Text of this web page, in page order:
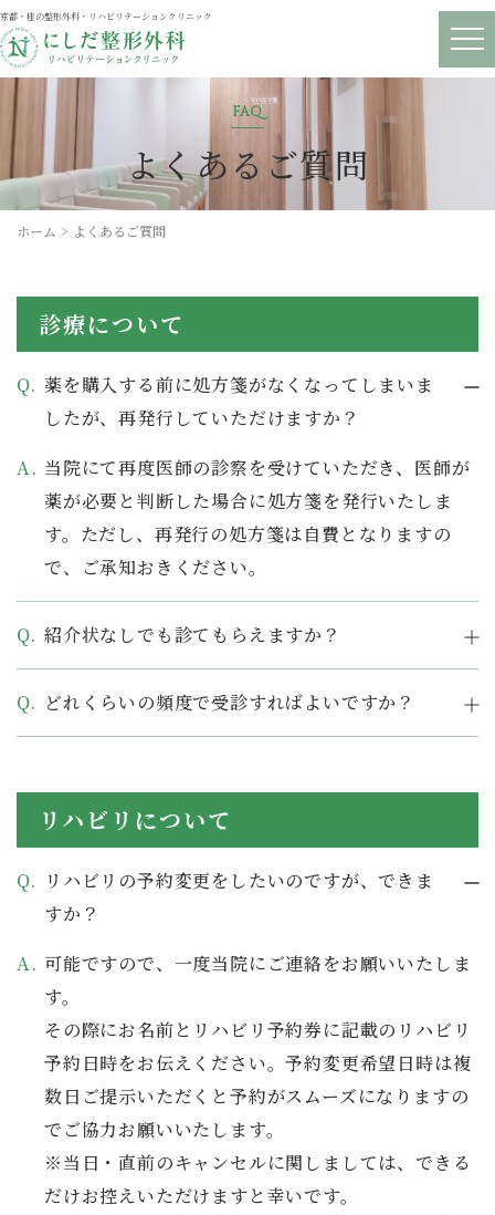
京都・桂の整形外科・リハビリテーションクリニック
メニ
よくあるご質問
ホーム よくあるご質問
診療について
薬を購入する前に処方箋がなくなってしまいま
したが、再発行していただけますか？
当院にて再度医師の診察を受けていただき、医師が
薬が必要と判断した場合に処方箋を発行いたしま
す。ただし、再発行の処方箋は自費となりますの
で、ご承知おきください。
紹介状なしでも診てもらえますか？
どれくらいの頻度で受診すればよいですか？
リハビリについて
リハビリの予約変更をしたいのですが、できま
すか？
可能ですので、一度当院にご連絡をお願いいたしま
す。
その際にお名前とリハビリ予約券に記載のリハビリ
予約日時をお伝えください。予約変更希望日時は複
数日ご提示いただくと予約がスムーズになりますの
でご協力お願いいたします。
※当日・直前のキャンセルに関しましては、できる
だけお控えいただけますと幸いです。